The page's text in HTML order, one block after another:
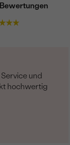
und
hochwertig